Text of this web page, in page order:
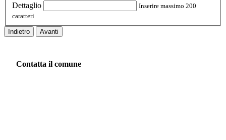
Dettaglio
Inserire massimo 200
caratteri
Indietro Avanti
Contatta il comune